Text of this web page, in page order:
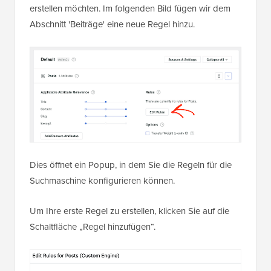
erstellen möchten. Im folgenden Bild fügen wir dem
Abschnitt 'Beiträge' eine neue Regel hinzu.
Dies öffnet ein Popup, in dem Sie die Regeln für die
Suchmaschine konfigurieren können.
Um Ihre erste Regel zu erstellen, klicken Sie auf die
Schaltfläche „Regel hinzufügen“.